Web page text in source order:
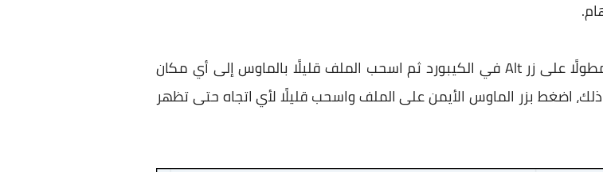
للقيام بذلك قم بتحديد ملف Separator.exe واضغط مطولًا على زر Alt في الكيبورد ثم اسحب الملف قليلًا بالماوس إلى أي مكان
اضغط بزر الماوس الأيمن على الملف واسحب قليلًا لأي اتجاه حتى تظهر